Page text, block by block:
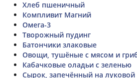
Хлеб пшеничный
Компливит Магний
Омега-3
Творожный пудинг
Батончики злаковые
Овощи, тушёные с мясом и
Кабачковые оладьи с зеленью
Сырок, запечённый на